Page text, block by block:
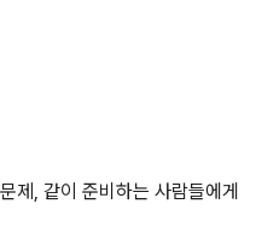
제, 같이 준비하는 사람들에게